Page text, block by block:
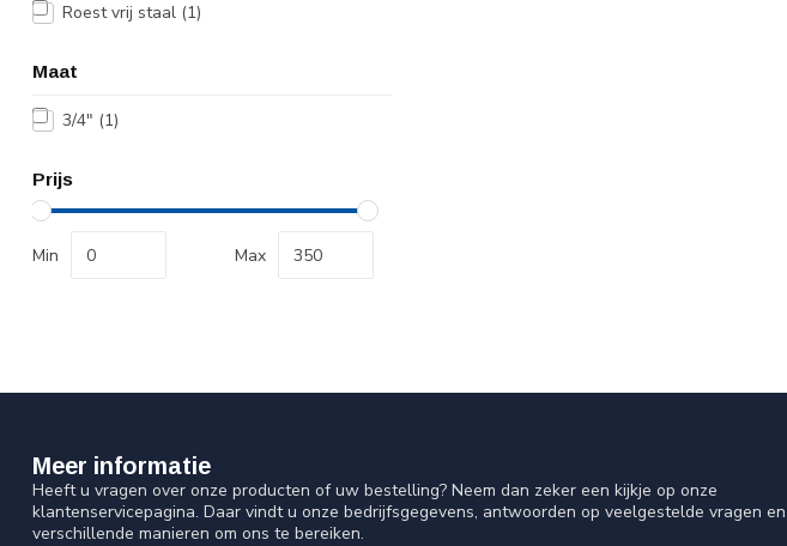
Roest vrij staal (1)
Maat
3/4" (1)
Prijs
Min Max
Meer informatie
Heeft u vragen over onze producten of uw bestelling? Neem dan zeker een kijkje op onze
klantenservicepagina. Daar vindt u onze bedrijfsgegevens, antwoorden op veelgestelde vragen en
verschillende manieren om ons te bereiken.